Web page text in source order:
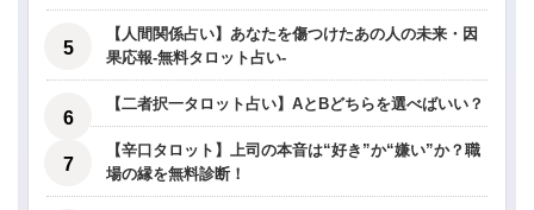
【人間関係占い】あなたを傷つけたあの人の未来・因
果応報-無料タロット占い-
【二者択一タロット占い】AとBどちらを選べばいい？
【辛口タロット】上司の本音は“好き”か“嫌い”か？職
場の縁を無料診断！